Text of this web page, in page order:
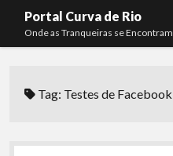
Portal Curva de Rio
Onde as Tranqueiras se Encontram
menu
Curva de Rio
Membros
Tag: Testes de Facebook